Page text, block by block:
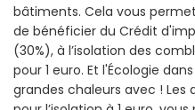
bâtiments. Cela vous
de bénéficier du Crédit
(30%), à l’isolation des
pour 1 euro. Et l'Écologie
grandes chaleurs avec ! Les